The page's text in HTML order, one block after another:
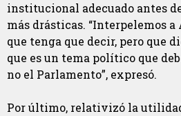
institucional adecuado antes
más drásticas. “Interpelemos
que tenga que decir, pero que
que es un tema político que
no el Parlamento”, expresó.
Por último, relativizó la